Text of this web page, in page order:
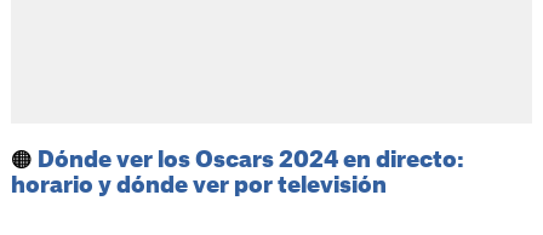
🟠 Dónde ver los Oscars 2024 en directo:
horario y dónde ver por televisión